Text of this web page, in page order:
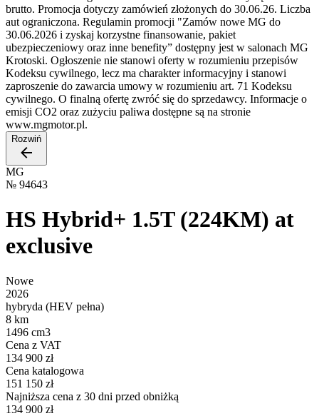
brutto. Promocja dotyczy zamówień złożonych do 30.06.26. Liczba
aut ograniczona. Regulamin promocji "Zamów nowe MG do
30.06.2026 i zyskaj korzystne finansowanie, pakiet
ubezpieczeniowy oraz inne benefity” dostępny jest w salonach MG
Krotoski. Ogłoszenie nie stanowi oferty w rozumieniu przepisów
Kodeksu cywilnego, lecz ma charakter informacyjny i stanowi
zaproszenie do zawarcia umowy w rozumieniu art. 71 Kodeksu
cywilnego. O finalną ofertę zwróć się do sprzedawcy. Informacje o
emisji CO2 oraz zużyciu paliwa dostępne są na stronie
www.mgmotor.pl.
Rozwiń
MG
№ 94643
HS Hybrid+ 1.5T (224KM) at
exclusive
Nowe
2026
hybryda (HEV pełna)
8 km
1496 cm3
Cena z VAT
134 900 zł
Cena katalogowa
151 150 zł
Najniższa cena z 30 dni przed obniżką
134 900 zł